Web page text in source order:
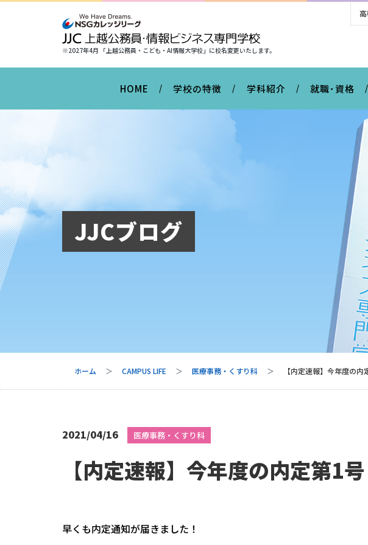
※2027年4月 「上越公務員・こども・AI情報大学校」に校名変更いたします。
HOME 学校の特徴 学科紹介 就職･資格
JJCブログ
ホーム CAMPUS LIFE 医療事務・くすり科 【内定速報】今年度の
2021/04/16 医療事務・くすり科
【内定速報】今年度の内定第1
早くも内定通知が届きました！